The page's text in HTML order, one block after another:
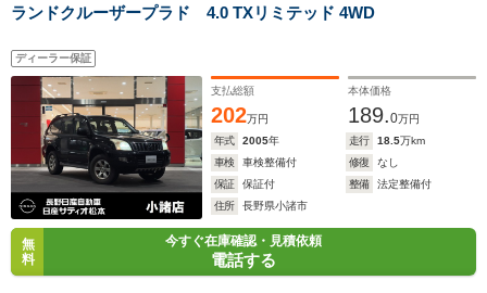
排気量
駆動方式
3700cc 3700cc
ランドクルーザープラド 4.0 TXリミテッド 4WD
ディーラー保証
支払総額
202万円
本体価格
189.0万円
年式
2005年 走行 18.5万km
車検
車検整備付 修復
なし
保証
保証付 整備
法定整備付
住所
長野県小諸市
無
料
今すぐ在庫確認・見積依頼
電話する